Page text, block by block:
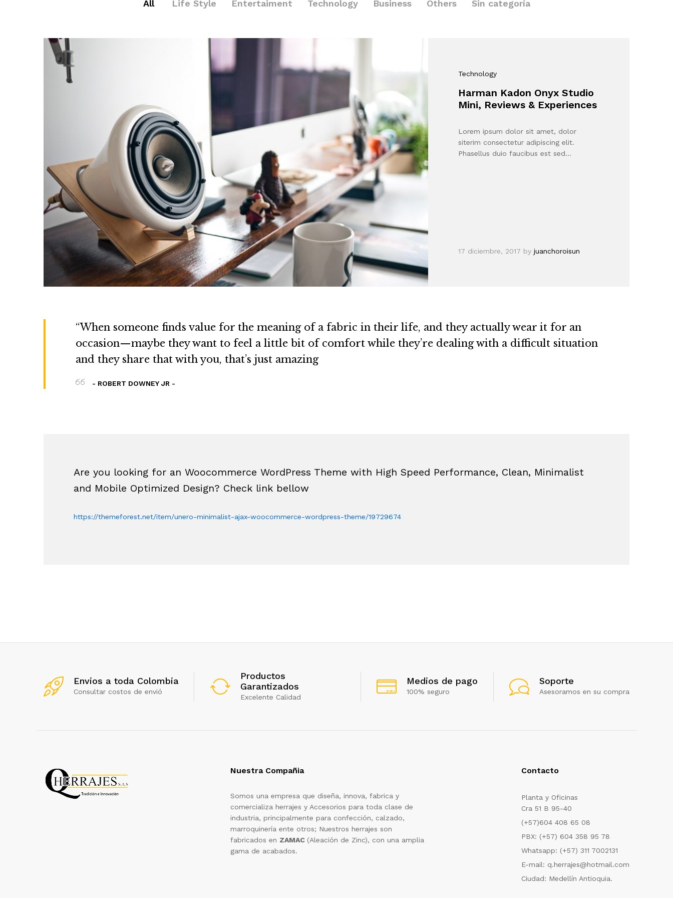
All Life Style Entertaiment Technology Business Others Sin categoría
Technology
Harman Kadon Onyx Studio
Mini, Reviews & Experiences
Lorem ipsum dolor sit amet, dolor
siterim consectetur adipiscing elit.
Phasellus duio faucibus est sed…
17 diciembre, 2017 byjuanchoroisun
“When someone finds value for the meaning of a fabric in their life, and they actually wear it for an
occasion—maybe they want to feel a little bit of comfort while they’re dealing with a difficult situation
and they share that with you, that’s just amazing
- ROBERT DOWNEY JR -
Are you looking for an Woocommerce WordPress Theme with High Speed Performance, Clean, Minimalist
and Mobile Optimized Design? Check link bellow
https://themeforest.net/item/unero-minimalist-ajax-woocommerce-wordpress-theme/19729674
Envios a toda Colombia
Consultar costos de envió
Productos
Garantizados
Excelente Calidad
Medios de pago
100% seguro
Soporte
Asesoramos en su compra
Nuestra Compañia
Somos una empresa que diseña, innova, fabrica y
comercializa herrajes y Accesorios para toda clase de
industria, principalmente para confección, calzado,
marroquinería ente otros; Nuestros herrajes son
fabricados en ZAMAC (Aleación de Zinc), con una amplia
gama de acabados.
Contacto
Planta y Oficinas
Cra 51 B 95-40
(+57)604 408 65 08
PBX: (+57) 604 358 95 78
Whatsapp: (+57) 311 7002131
E-mail: q.herrajes@hotmail.com
Ciudad: Medellín Antioquia.